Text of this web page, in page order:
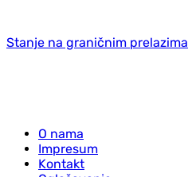
Stanje na graničnim prelazima
O nama
Impresum
Kontakt